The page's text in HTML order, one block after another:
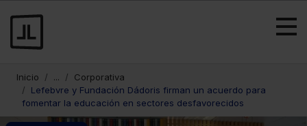
Inicio ...
Corporativa
Lefebvre y Fundación Dádoris firman un acuerdo para
fomentar la educación en sectores desfavorecidos